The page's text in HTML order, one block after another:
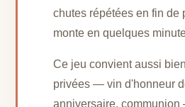
chutes répétées en fin de
monte en quelques
Ce jeu convient aussi
privées — vin d'honneur
anniversaire,